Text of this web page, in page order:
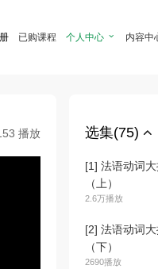
已购课程 个人中心  内容中
播放 选集(75)
[1] 法语动词大
（上）
2.6万播放
[2] 法语动词大
（下）
2690播放